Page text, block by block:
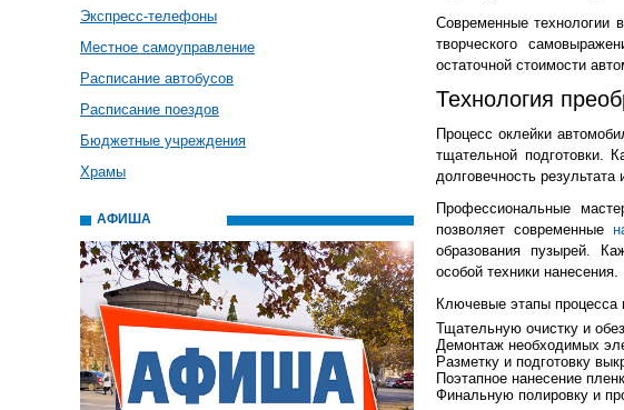
Экспресс-телефоны
Местное самоуправление
Расписание автобусов
Расписание поездов
Бюджетные учреждения
Храмы
АФИША
Современные технологии
творческого
остаточной стоимости
Технология
Процесс оклейки
тщательной подготовки.
долговечность
Профессиональные
позволяет современные
образования пузырей.
особой техники нанесения.
Ключевые этапы
Тщательную очистку и
Демонтаж необходимых
Разметку и подготовку
Поэтапное нанесение
Финальную полировку и